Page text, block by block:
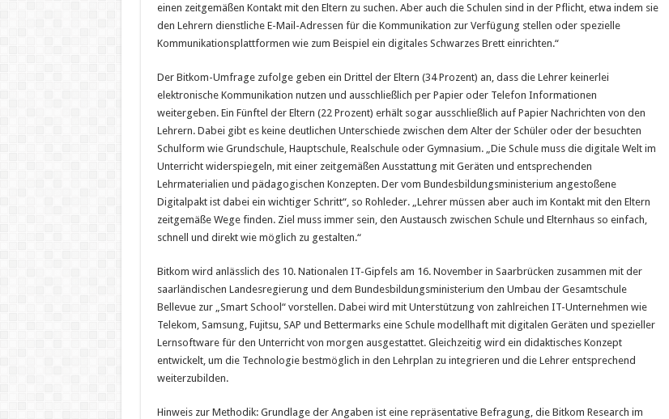
einen zeitgemäßen Kontakt mit den Eltern zu suchen. Aber auch die Schulen sind in der Pflicht, etwa indem sie
den Lehrern dienstliche E-Mail-Adressen für die Kommunikation zur Verfügung stellen oder spezielle
Kommunikationsplattformen wie zum Beispiel ein digitales Schwarzes Brett einrichten.“
Der Bitkom-Umfrage zufolge geben ein Drittel der Eltern (34 Prozent) an, dass die Lehrer keinerlei
elektronische Kommunikation nutzen und ausschließlich per Papier oder Telefon Informationen
weitergeben. Ein Fünftel der Eltern (22 Prozent) erhält sogar ausschließlich auf Papier Nachrichten von den
Lehrern. Dabei gibt es keine deutlichen Unterschiede zwischen dem Alter der Schüler oder der besuchten
Schulform wie Grundschule, Hauptschule, Realschule oder Gymnasium. „Die Schule muss die digitale Welt im
Unterricht widerspiegeln, mit einer zeitgemäßen Ausstattung mit Geräten und entsprechenden
Lehrmaterialien und pädagogischen Konzepten. Der vom Bundesbildungsministerium angestoßene
Digitalpakt ist dabei ein wichtiger Schritt“, so Rohleder. „Lehrer müssen aber auch im Kontakt mit den Eltern
zeitgemäße Wege finden. Ziel muss immer sein, den Austausch zwischen Schule und Elternhaus so einfach,
schnell und direkt wie möglich zu gestalten.“
Bitkom wird anlässlich des 10. Nationalen IT-Gipfels am 16. November in Saarbrücken zusammen mit der
saarländischen Landesregierung und dem Bundesbildungsministerium den Umbau der Gesamtschule
Bellevue zur „Smart School“ vorstellen. Dabei wird mit Unterstützung von zahlreichen IT-Unternehmen wie
Telekom, Samsung, Fujitsu, SAP und Bettermarks eine Schule modellhaft mit digitalen Geräten und spezieller
Lernsoftware für den Unterricht von morgen ausgestattet. Gleichzeitig wird ein didaktisches Konzept
entwickelt, um die Technologie bestmöglich in den Lehrplan zu integrieren und die Lehrer entsprechend
weiterzubilden.
Hinweis zur Methodik: Grundlage der Angaben ist eine repräsentative Befragung, die Bitkom Research im